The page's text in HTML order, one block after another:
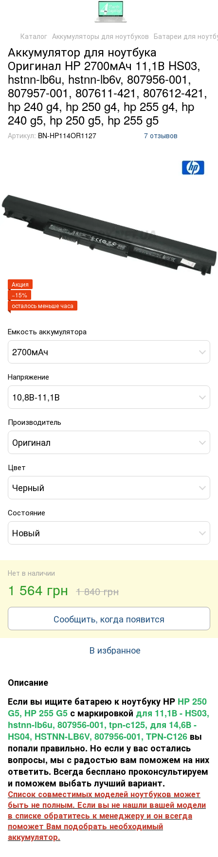
Каталог Аккумуляторы для ноутбуков Батареи для
Аккумулятор для ноутбука
Оригинал HP 2700мАч 11,1В HS03,
hstnn-lb6u, hstnn-lb6v, 807956-001,
807957-001, 807611-421, 807612-421,
hp 240 g4, hp 250 g4, hp 255 g4, hp
240 g5, hp 250 g5, hp 255 g5
Артикул: BN-HP114OR1127 7 отзывов
Акция
−15%
осталось меньше часа
Емкость аккумулятора
2700мАч
Напряжение
10,8В-11,1В
Производитель
Оригинал
Цвет
Черный
Состояние
Новый
Нет в наличии
1 564 грн 1 840 грн
Сообщить, когда появится
В избранное
Описание
Если вы ищите батарею к ноутбуку HP HP 250
G5, HP 255 G5 с маркировкой для 11,1В - HS03,
hstnn-lb6u, 807956-001, tpn-c125, для 14,6В -
HS04, HSTNN-LB6V, 807956-001, TPN-C126 вы
попали правильно. Но если у вас остались
вопросы, мы с радостью вам поможем на них
ответить. Всегда бесплано проконсультируем
и поможем выбать лучший вариант.
Список совместимых моделей ноутбуков может
быть не полным. Если вы не нашли вашей модели
в списке обратитесь к менеджеру и он всегда
поможет Вам подобрать необходимый
аккумулятор.